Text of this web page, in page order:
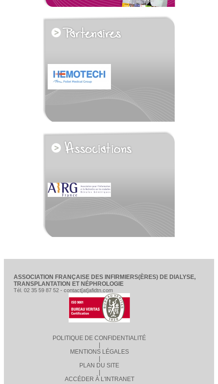
voir tous les partenaires
ASSOCIATION FRANÇAISE DES INFIRMIERS(ÈRES) DE DIALYSE,
TRANSPLANTATION ET NÉPHROLOGIE
Tél. 02 35 59 87 52 - contact[at]afidtn.com
POLITIQUE DE CONFIDENTIALITÉ
MENTIONS LÉGALES
PLAN DU SITE
ACCÉDER À L'INTRANET